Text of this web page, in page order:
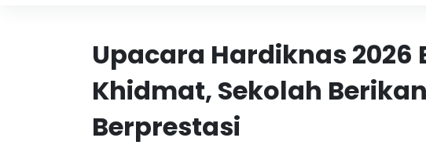
Upacara Hardiknas 2026
Khidmat, Sekolah
Berprestasi